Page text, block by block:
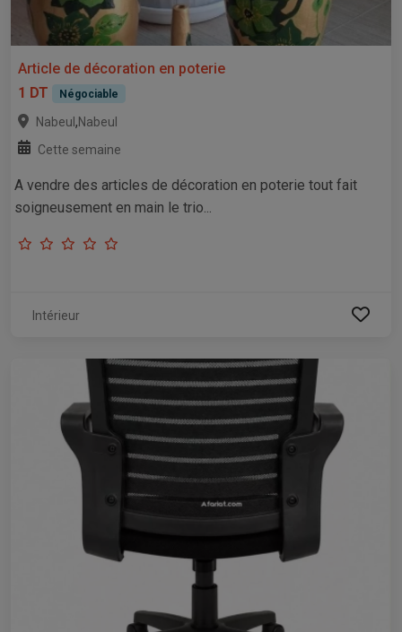
Article de décoration en poterie
1 DT
Négociable
Nabeul ,Nabeul
Cette semaine
A vendre des articles de décoration en poterie tout fait
soigneusement en main le trio...
Intérieur